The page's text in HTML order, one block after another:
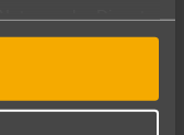
ab833€